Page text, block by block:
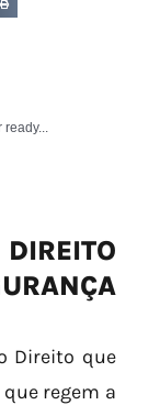
Direito que
regem a